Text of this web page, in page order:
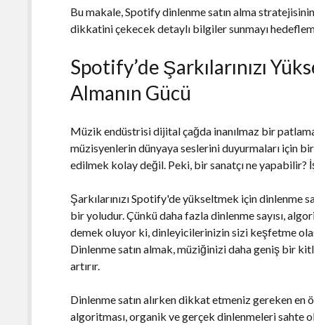
Bu makale, Spotify dinlenme satın alma
dikkatini çekecek detaylı bilgiler sunmayı
Spotify’de Şarkılarınızı
Almanın Gücü
Müzik endüstrisi dijital çağda inanılmaz bir
müzisyenlerin dünyaya seslerini duyurmaları için
edilmek kolay değil. Peki, bir sanatçı ne yapabilir?
Şarkılarınızı Spotify'de yükseltmek için dinlenme
bir yoludur. Çünkü daha fazla dinlenme sayısı,
demek oluyor ki, dinleyicilerinizin sizi keşfetme
Dinlenme satın almak, müziğinizi daha geniş bir
artırır.
Dinlenme satın alırken dikkat etmeniz gereken
algoritması, organik ve gerçek dinlenmeleri sahte